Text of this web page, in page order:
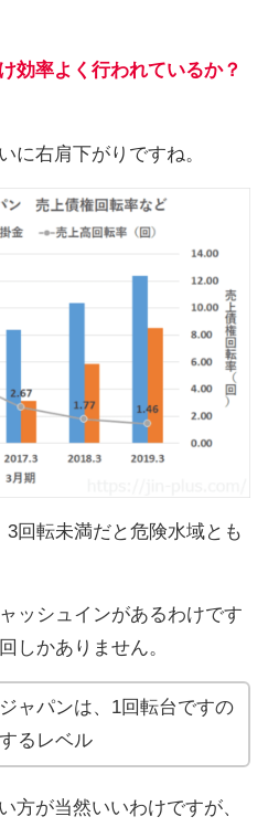
効率よく行われているか？
に右肩下がりですね。
回転未満だと危険水域とも
ッシュインがあるわけです
しかありません。
ャパンは、1回転台ですの
るレベル
方が当然いいわけですが、